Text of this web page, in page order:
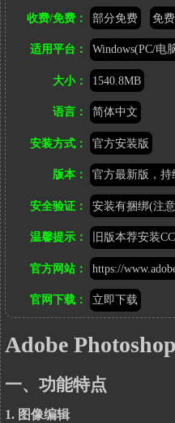
http://www.heixinyun.cn/GO/?
7399.AdobePhotoshop
收费/免费： 部分免费 免
适用平台： Windows(PC/电
大小： 1540.8MB
语言： 简体中文
安装方式： 官方安装版
版本： 官方最新版，持
安全验证： 安装有捆绑(注
温馨提示： 旧版本荐安装
官方网站： https://
官网下载： 立即下载
Adobe
一、功能特点
1. 图像编辑